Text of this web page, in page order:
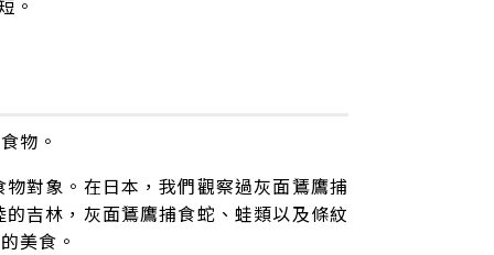
物。
對象。在日本，我們觀察過灰面鵟鷹捕
吉林，灰面鵟鷹捕食蛇、蛙類以及條紋
美食。